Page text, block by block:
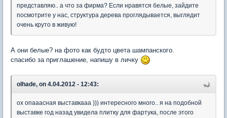
представляю.. а что за фирма? Если нравятся белые, зайдите
посмотрите у нас, структура дерева проглядывается, выглядит
очень круто в живую!
А они белые? на фото как будто цвета шампанского.
спасибо за приглашение, напишу в личку
olhade, on 4.04.2012 - 12:43:
ох опааасная выставкааа ))) интересного много.. я на подобной
выставке год назад увидела плитку для фартука, после этого